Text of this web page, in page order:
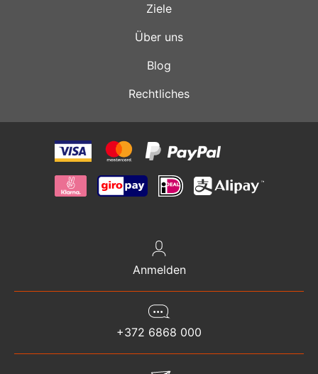
Ziele
Über uns
Blog
Rechtliches
Anmelden
+372 6868 000